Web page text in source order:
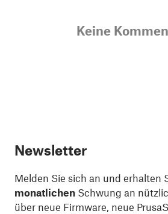
Keine
Newsletter
Melden Sie sich an und erhalten
monatlichen Schwung an
über neue Firmware, neue